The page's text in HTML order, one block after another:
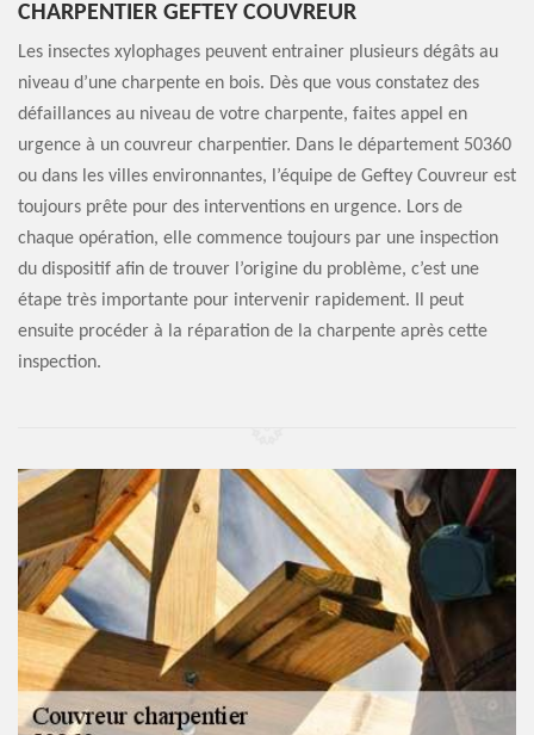
CHARPENTIER GEFTEY COUVREUR
Les insectes xylophages peuvent entrainer plusieurs dégâts au
niveau d’une charpente en bois. Dès que vous constatez des
défaillances au niveau de votre charpente, faites appel en
urgence à un couvreur charpentier. Dans le département 50360
ou dans les villes environnantes, l’équipe de Geftey Couvreur est
toujours prête pour des interventions en urgence. Lors de
chaque opération, elle commence toujours par une inspection
du dispositif afin de trouver l’origine du problème, c’est une
étape très importante pour intervenir rapidement. Il peut
ensuite procéder à la réparation de la charpente après cette
inspection.